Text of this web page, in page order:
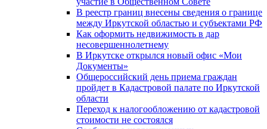
В реестр границ внесены сведения о границе
между Иркутской областью и субъектами РФ
Как оформить недвижимость в дар
несовершеннолетнему
В Иркутске открылся новый офис «Мои
Документы»
Общероссийский день приема граждан
пройдет в Кадастровой палате по Иркутской
области
Переход к налогообложению от кадастровой
стоимости не состоялся